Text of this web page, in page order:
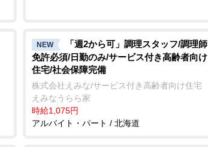
NEW
「週2から可」調理スタッフ/調理師
免許必須/日勤のみ/サービス付き高齢者向け
住宅/社会保障完備
株式会社えみな/サービス付き高齢者向け住宅
えみなうらら家
時給1,075円
アルバイト・パート / 北海道